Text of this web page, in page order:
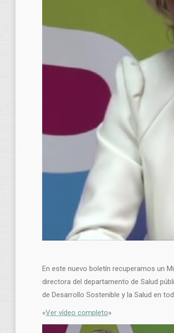
En este nuevo boletín recuperamos un
directora del departamento de Salud
de Desarrollo Sostenible y la Salud en
«Ver vídeo completo»